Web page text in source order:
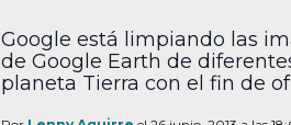
Google está limpiando las
de Google Earth de
planeta Tierra con el fin de